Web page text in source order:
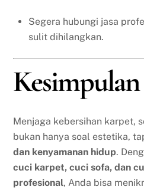
Segera hubungi jasa
sulit dihilangkan.
Kesimpulan
Menjaga kebersihan karpet,
bukan hanya soal estetika,
dan kenyamanan hidup.
cuci karpet, cuci sofa, dan
profesional, Anda bisa